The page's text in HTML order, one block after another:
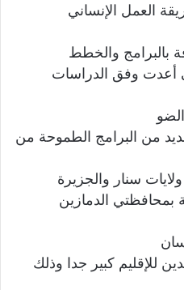
العمل الإنساني
بالبرامج والخطط
أعدت وفق الدراسات
من البرامج الطموحة من
سنار والجزيرة
بمحافظتي الدمازين
للإقليم كبير جدا وذلك